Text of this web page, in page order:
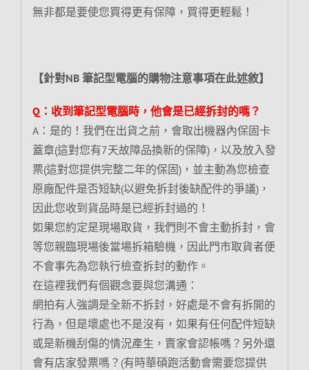
無非都是要使您買得更有保障，買得更輕鬆！
【針對NB 筆記型電腦的購物注意事項在此述敘】
Q：收到筆記型電腦時，他會是已經拆封的嗎？
A：是的！我們在出貨之前，會取出機器內保固卡
蓋章(這對您有7天故障品換新的保障)，以及放入發
票(這對您提供完整二年的保固)，並主動為您檢查
原廠配件是否短缺(以避免拆封後缺配件的爭議)，
因此您收到貨品時是已經拆封過的！
如果您約定是現場取貨，我們則不會主動拆封，會
等您親臨現場後當場拆箱驗機，因此門市取貨者便
不會事先為您執行檢查拆封的動作。
在這裡我們有個觀念要與您溝通：
網拍有人強調是全新不拆封，好處是不會有拆開的
行為，但是壞處也不是沒有，如果有任何配件短缺
或是新機刮傷的情況產生，賣家會認帳嗎？另外還
會有店家發票嗎？(有時華碩跑活動會需要您提供